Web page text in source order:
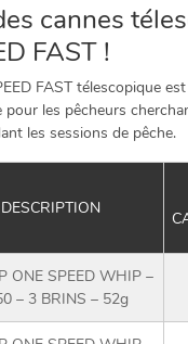
cannes
FAST !
FAST télescopique
les pêcheurs
les sessions de pêche.
DESCRIPTION
ONE SPEED WHIP –
– 3 BRINS – 52g